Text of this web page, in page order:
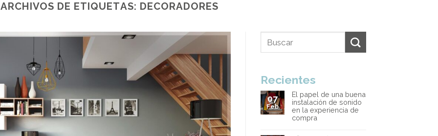
ARCHIVOS DE ETIQUETAS: DECORADORES
Recientes
07
Feb
El papel de una buena
instalación de sonido
en la experiencia de
compra